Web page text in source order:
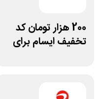
200 هزار تومان کد
تخفیف ایسام برای